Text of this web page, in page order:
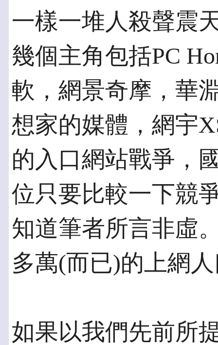
一樣一堆人殺聲震
幾個主角包括PC
軟，網景奇摩，華
想家的媒體，網宇
的入口網站戰爭，
位只要比較一下競
知道筆者所言非虛
多萬(而已)的上網
如果以我們先前所